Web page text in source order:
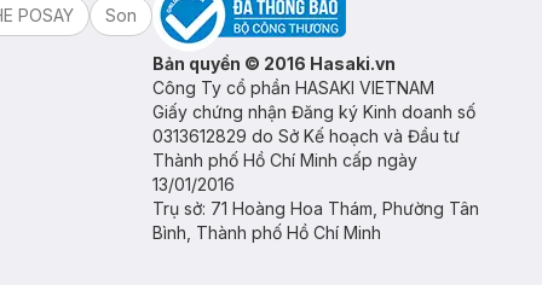
POSAY
Son
Bản quyền © 2016 Hasaki.vn
Công Ty cổ phần HASAKI VIETNAM
Giấy chứng nhận Đăng ký Kinh doanh số
0313612829 do Sở Kế hoạch và Đầu tư
Thành phố Hồ Chí Minh cấp ngày
13/01/2016
Trụ sở: 71 Hoàng Hoa Thám, Phường Tân
Bình, Thành phố Hồ Chí Minh